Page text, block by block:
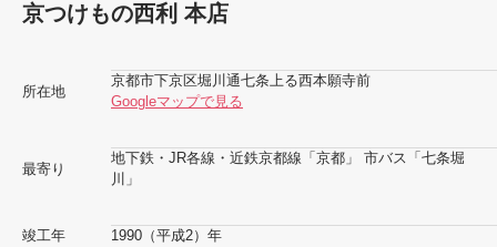
京つけもの西利 本店
所在地
京都市下京区堀川通七条上る西本願寺前
Googleマップで見る
最寄り
地下鉄・JR各線・近鉄京都線「京都」 市バス「七条堀
川」
竣工年 1990（平成2）年